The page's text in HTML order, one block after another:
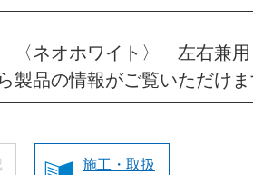
ネオホワイト〉 左右兼
製品の情報がご覧いただけ
施工・取扱